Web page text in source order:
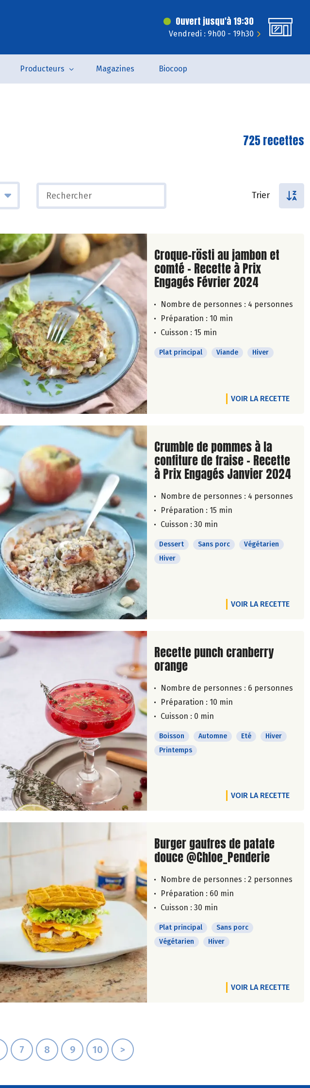
Ouvert jusqu'à 19:30
Vendredi : 9h00 - 19h30
Producteurs Magazines Biocoop
725 recettes
Trier
Lire la suite de la recette
Croque-rösti au jambon et
comté - Recette à Prix
Engagés Février 2024
Nombre de personnes : 4 personnes
Préparation : 10 min
Cuisson : 15 min
Plat principal Viande Hiver
VOIR LA RECETTE
Lire la suite de la recette
Crumble de pommes à la
confiture de fraise - Recette
à Prix Engagés Janvier 2024
Nombre de personnes : 4 personnes
Préparation : 15 min
Cuisson : 30 min
Dessert Sans porc
Végétarien
Hiver
VOIR LA RECETTE
Lire la suite de la recette
Recette punch cranberry
orange
Nombre de personnes : 6 personnes
Préparation : 10 min
Cuisson : 0 min
Boisson Automne Eté
Hiver
Printemps
VOIR LA RECETTE
Lire la suite de la recette
Burger gaufres de patate
douce @Chloe_Penderie
Nombre de personnes : 2 personnes
Préparation : 60 min
Cuisson : 30 min
Plat principal
Sans porc
Végétarien
Hiver
VOIR LA RECETTE
7 8 9 10 >